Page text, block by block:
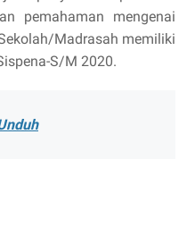
pemahaman mengenai
Madrasah memiliki
S/M 2020.